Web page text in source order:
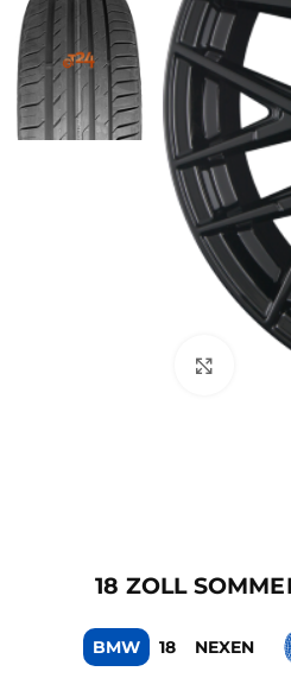
Zum
18 ZOLL
BMW 18 NEXEN